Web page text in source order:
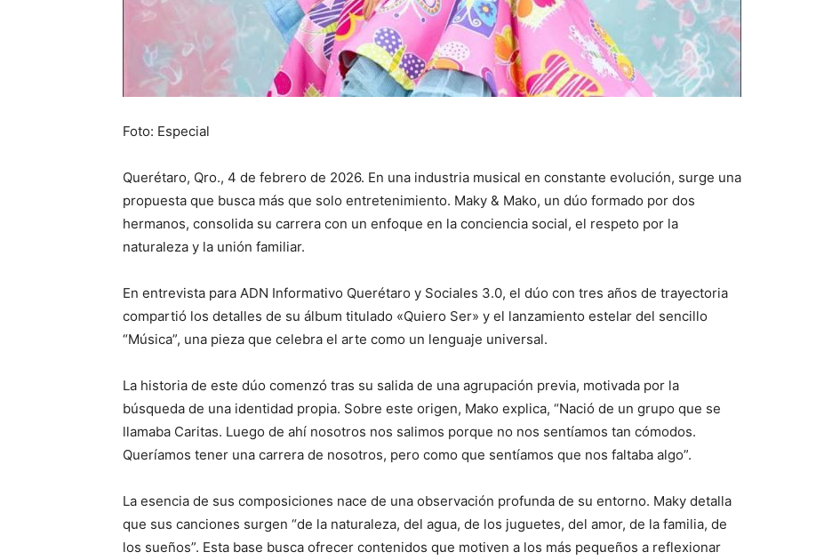
Foto: Especial
Querétaro, Qro., 4 de febrero de 2026. En una industria musical en constante evolución, surge una
propuesta que busca más que solo entretenimiento. Maky & Mako, un dúo formado por dos
hermanos, consolida su carrera con un enfoque en la conciencia social, el respeto por la
naturaleza y la unión familiar.
En entrevista para ADN Informativo Querétaro y Sociales 3.0, el dúo con tres años de trayectoria
compartió los detalles de su álbum titulado «Quiero Ser» y el lanzamiento estelar del sencillo
“Música”, una pieza que celebra el arte como un lenguaje universal.
La historia de este dúo comenzó tras su salida de una agrupación previa, motivada por la
búsqueda de una identidad propia. Sobre este origen, Mako explica, “Nació de un grupo que se
llamaba Caritas. Luego de ahí nosotros nos salimos porque no nos sentíamos tan cómodos.
Queríamos tener una carrera de nosotros, pero como que sentíamos que nos faltaba algo”.
La esencia de sus composiciones nace de una observación profunda de su entorno. Maky detalla
que sus canciones surgen “de la naturaleza, del agua, de los juguetes, del amor, de la familia, de
los sueños”. Esta base busca ofrecer contenidos que motiven a los más pequeños a reflexionar